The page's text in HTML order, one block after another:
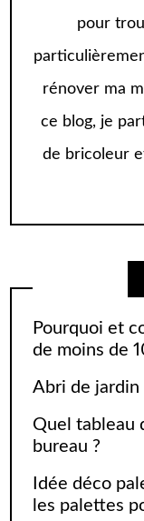
pour
rénover ma
ce blog, je
de bricoleur
Pourquoi et
de moins de
Abri de jardin
Quel tableau
bureau ?
Idée déco
les palettes